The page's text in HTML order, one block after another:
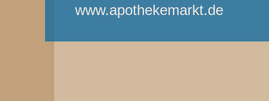
www.apothekemarkt.de